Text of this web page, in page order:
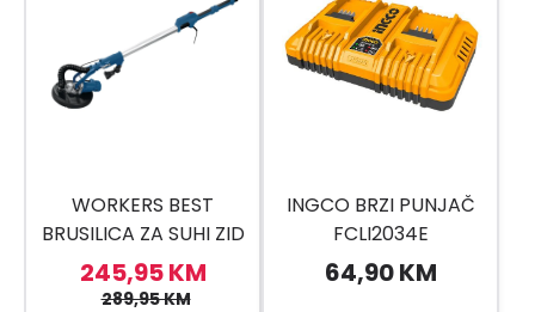
WORKERS BEST
BRUSILICA ZA SUHI ZID
WB 710 TBS
245,95 KM
289,95 KM
INGCO BRZI PUNJAČ
FCLI2034E
64,90 KM